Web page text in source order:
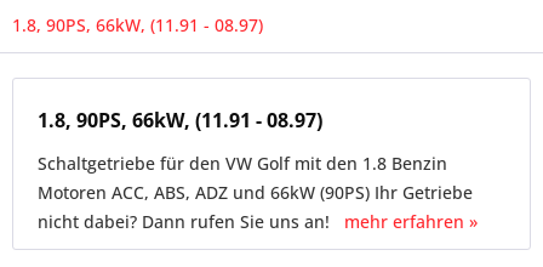
1.8, 90PS, 66kW, (11.91 - 08.97)
1.8, 90PS, 66kW, (11.91 - 08.97)
Schaltgetriebe für den VW Golf mit den 1.8 Benzin
Motoren ACC, ABS, ADZ und 66kW (90PS) Ihr Getriebe
nicht dabei? Dann rufen Sie uns an! mehr erfahren »